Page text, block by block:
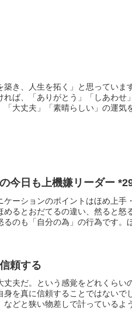
築き、人生を拓く」と思ってい
れば、「ありがとう」「しあわせ
「大丈夫」「素晴らしい」の運気
今日も上機嫌リーダー
ケーションのポイントはほめ上
めるとおだてるの違い、然ると怒
るのも「自分の為」の行為です。
頼する
丈夫だ。という感覚をどれくら
身を真に信頼することではない
などと狭い物差しで計っているよ